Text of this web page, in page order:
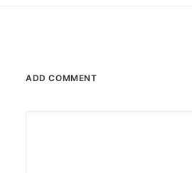
ADD COMMENT